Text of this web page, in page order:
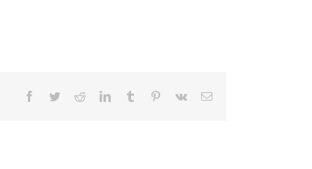
Facebook
TwitterRedditLinkedInTumblr Pinterest
Vk Email